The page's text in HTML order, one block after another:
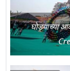
घोड्याच्या